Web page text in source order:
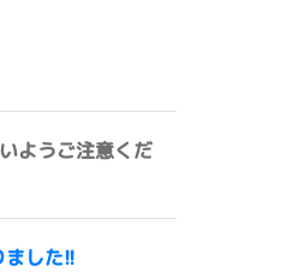
ようご注意くだ
ました!!